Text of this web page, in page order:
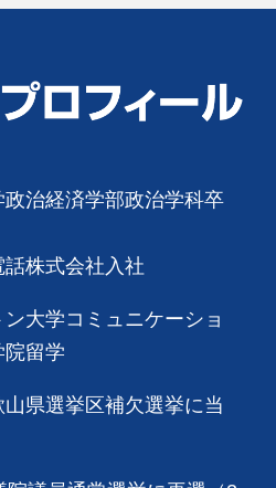
治経済学部政治学科卒
話株式会社入社
大学コミュニケーショ
院留学
県選挙区補欠選挙に当